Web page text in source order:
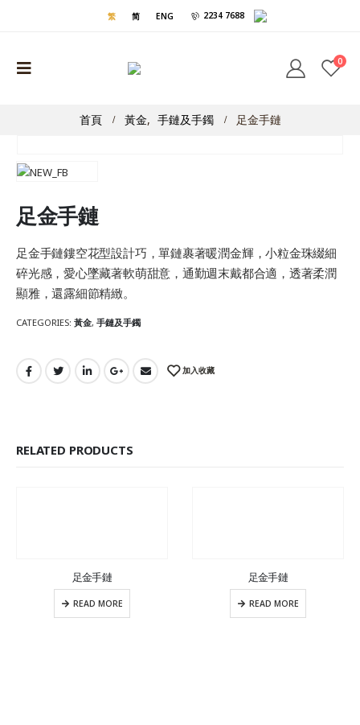
繁 简 ENG 2234 7688
0
首頁 黃金, 手鏈及手鐲 足金手鏈
足金手鏈
足金手鏈鏤空花型設計巧，單鏈裹著暖潤金輝，小粒金珠綴細
碎光感，愛心墜藏著軟萌甜意，通勤週末戴都合適，透著柔潤
顯雅，還露細節精緻。
CATEGORIES: 黃金, 手鏈及手鐲
加入收藏
RELATED PRODUCTS
足金手鏈
READ MORE
足金手鏈
READ MORE